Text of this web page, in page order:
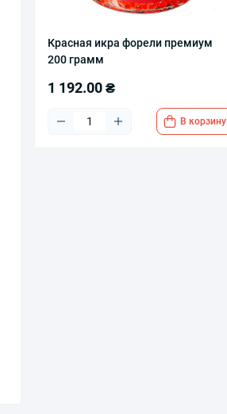
Красная икра форели премиум
200 грамм
1 192.00 ₴
В корзину